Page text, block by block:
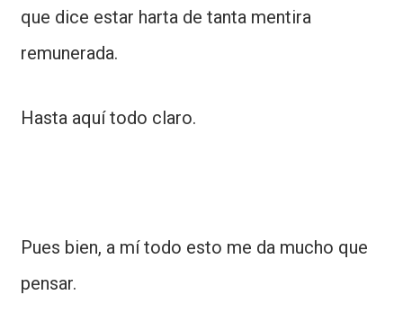
que dice estar harta de tanta mentira
remunerada.
Hasta aquí todo claro.
Pues bien, a mí todo esto me da mucho que
pensar.